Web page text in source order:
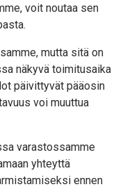
voit noutaa sen
mutta sitä on
näkyvä toimitusaika
päivittyvät pääosin
voi muuttua
varastossamme
yhteyttä
ennen